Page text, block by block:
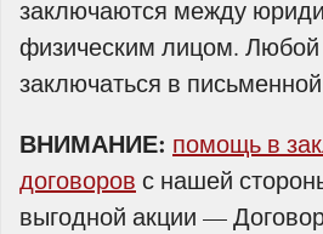
заключаются между
физическим лицом.
заключаться в
ВНИМАНИЕ: помощь в
договоров с нашей
выгодной акции —